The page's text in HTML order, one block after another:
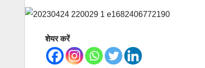
शेयर करें